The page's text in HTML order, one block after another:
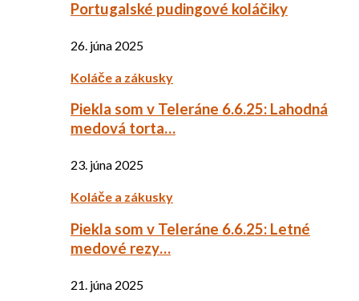
Portugalské pudingové koláčiky
26. júna 2025
Koláče a zákusky
Piekla som v Teleráne 6.6.25: Lahodná
medová torta…
23. júna 2025
Koláče a zákusky
Piekla som v Teleráne 6.6.25: Letné
medové rezy…
21. júna 2025